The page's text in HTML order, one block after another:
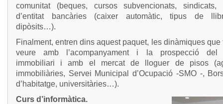
comunitat (beques, cursos subvencionats, sindicats,
d’entitat bancàries (caixer automàtic, tipus de
dipòsits…).
Finalment, entren dins aquest paquet, les dinàmiques que
veure amb l’acompanyament i la prospecció del
immobiliari i amb el mercat de lloguer de pisos
immobiliàries, Servei Municipal d’Ocupació -SMO -,
d’habitatge, universitàries…).
Curs d’informàtica.